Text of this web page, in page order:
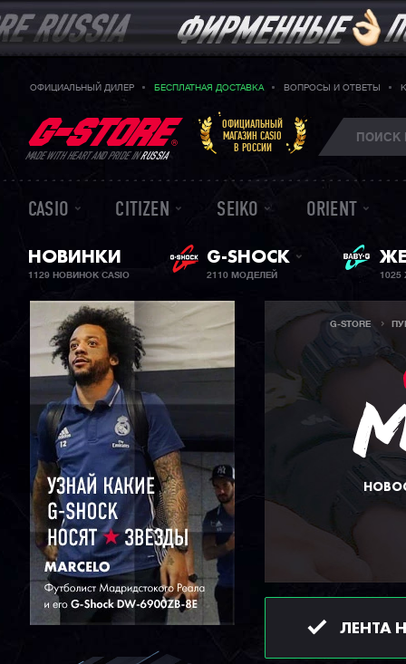
ОФИЦИАЛЬНЫЙ ДИЛЕР БЕСПЛАТНАЯ ДОСТАВКА ВОПРОСЫ И ОТВЕТЫ
MADE WITH HEART AND PRIDE INRUSSIA
ОФИЦИАЛЬНЫЙ
МАГАЗИН CASIO
В РОССИИ
CASIO CITIZEN SEIKO ORIENT
НОВИНКИ
1129 НОВИНОК CASIO
G-SHOCK
2110 МОДЕЛЕЙ
G-STORE
ЛЕНТА